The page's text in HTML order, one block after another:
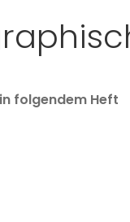
folgendem Heft